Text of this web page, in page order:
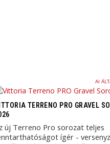
AI
TERRENO PRO GRAVEL
új Terreno Pro sorozat teljes
ígér -